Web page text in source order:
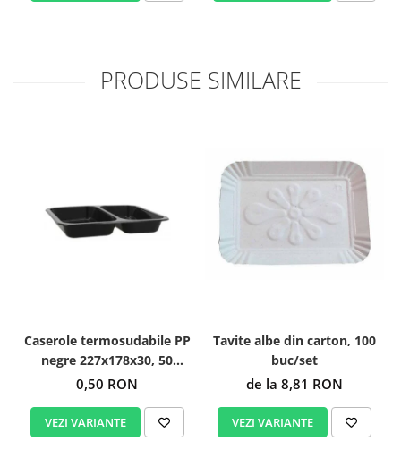
PRODUSE SIMILARE
Caserole termosudabile PP
negre 227x178x30, 50
buc/set
0,50 RON
VEZI VARIANTE
Tavite albe din carton, 100
buc/set
de la 8,81 RON
VEZI VARIANTE